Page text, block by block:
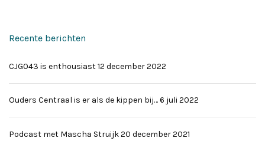
Recente berichten
CJG043 is enthousiast12 december 2022
Ouders Centraal is er als de kippen bij…6 juli 2022
Podcast met Mascha Struijk20 december 2021